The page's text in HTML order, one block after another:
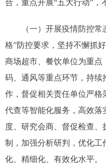
合，重点开展“五大行动”，
（一）开展疫情防控
格”防控要求，坚持不懈抓
商场超市、餐饮单位为重点
码、通风等重点环节，持续
作，督促相关责任单位严
代查等智能化服务，高效落
度、研究会商、督促检查
制，加强分析研判，优化工
化、精细化、有效化水平。